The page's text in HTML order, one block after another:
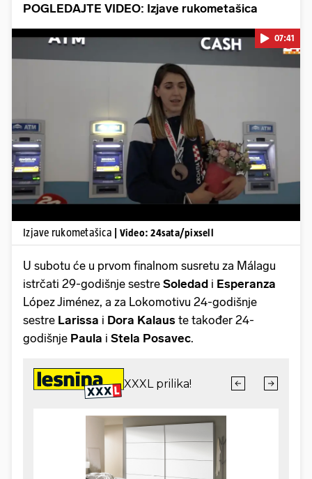
POGLEDAJTE VIDEO: Izjave rukometašica
Pokretanje videa...
07:41
Izjave rukometašica | Video: 24sata/pixsell
U subotu će u prvom finalnom susretu za Málagu
istrčati 29-godišnje sestre Soledad i Esperanza
López Jiménez, a za Lokomotivu 24-godišnje
sestre Larissa i Dora Kalaus te također 24-
godišnje Paula i Stela Posavec.